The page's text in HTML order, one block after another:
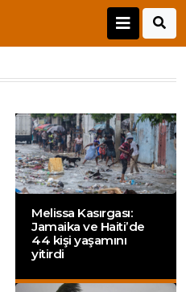
Melissa Kasırgası:
Jamaika ve Haiti’de
44 kişi yaşamını
yitirdi